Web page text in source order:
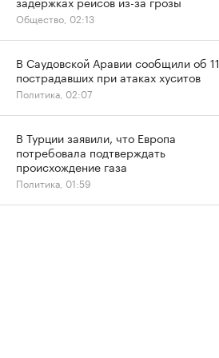
Общество, 02:13
В Саудовской Аравии сообщили об 11
пострадавших при атаках хуситов
Политика, 02:07
В Турции заявили, что Европа
потребовала подтверждать
происхождение газа
Политика, 01:59